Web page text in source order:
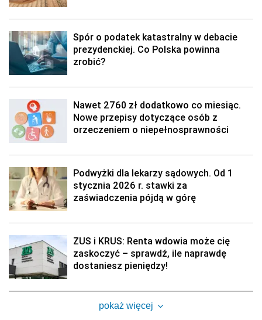
Spór o podatek katastralny w debacie
prezydenckiej. Co Polska powinna
zrobić?
Nawet 2760 zł dodatkowo co miesiąc.
Nowe przepisy dotyczące osób z
orzeczeniem o niepełnosprawności
Podwyżki dla lekarzy sądowych. Od 1
stycznia 2026 r. stawki za
zaświadczenia pójdą w górę
ZUS i KRUS: Renta wdowia może cię
zaskoczyć – sprawdź, ile naprawdę
dostaniesz pieniędzy!
pokaż więcej